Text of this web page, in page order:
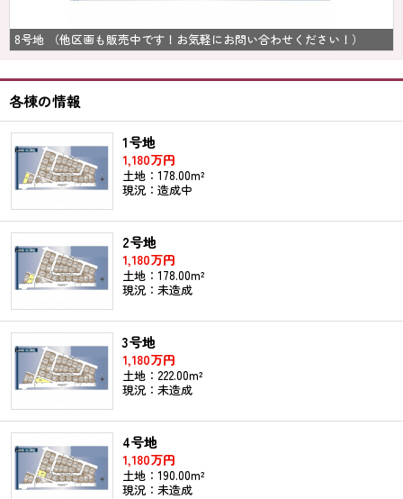
8号地 （他区画も販売中です！お気軽にお問い合わせください！）
各棟の情報
1号地
1,180万円
土地：178.00m²
現況：造成中
2号地
1,180万円
土地：178.00m²
現況：未造成
3号地
1,180万円
土地：222.00m²
現況：未造成
4号地
1,180万円
土地：190.00m²
現況：未造成